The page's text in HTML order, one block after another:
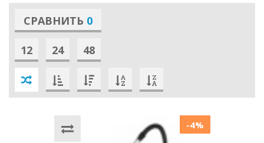
СРАВНИТЬ 0
12 24 48
-4%